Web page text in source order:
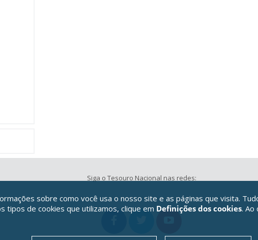
Siga o Tesouro Nacional nas redes:
sobre como você usa o nosso site e as páginas que visita.
tipos de cookies que utilizamos, clique em Definições dos cookies. Ao